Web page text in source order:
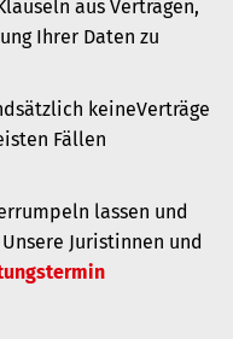
aus Verträgen,
Ihrer Daten zu
keineVerträge
Fällen
lassen und
Juristinnen und